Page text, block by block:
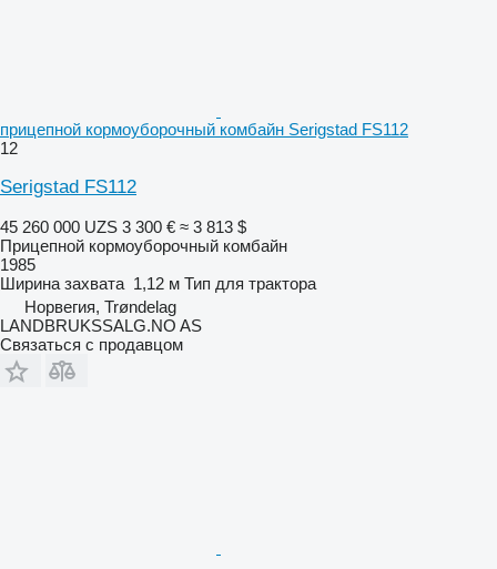
прицепной кормоуборочный комбайн Serigstad FS112
12
Serigstad FS112
45 260 000 UZS 3 300 € ≈ 3 813 $
Прицепной кормоуборочный комбайн
1985
Ширина захвата 1,12 м Тип для трактора
Норвегия, Trøndelag
LANDBRUKSSALG.NO AS
Связаться с продавцом